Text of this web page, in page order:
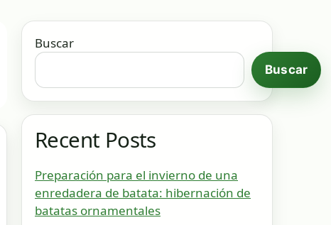
Buscar
Buscar
Recent Posts
Preparación para el invierno de una
enredadera de batata: hibernación de
batatas ornamentales